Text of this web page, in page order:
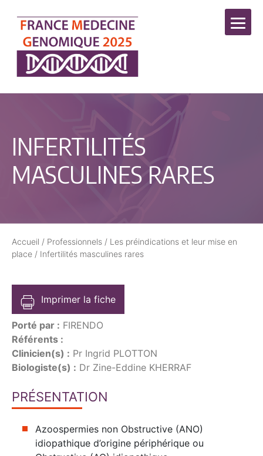
INFERTILITÉS
MASCULINES RARES
Accueil / Professionnels / Les préindications et leur mise en
place / Infertilités masculines rares
Imprimer la fiche
Porté par : FIRENDO
Référents :
Clinicien(s) : Pr Ingrid PLOTTON
Biologiste(s) : Dr Zine-Eddine KHERRAF
PRÉSENTATION
Azoospermies non Obstructive (ANO)
idiopathique d’origine périphérique ou